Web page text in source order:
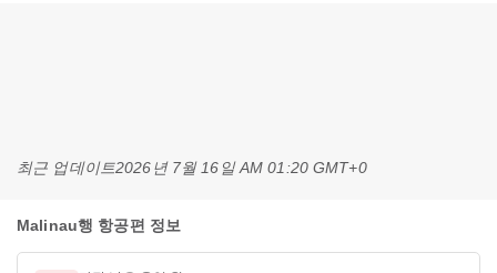
최근 업데이트2026년 7월 16일 AM 01:20 GMT+0
Malinau행 항공편 정보